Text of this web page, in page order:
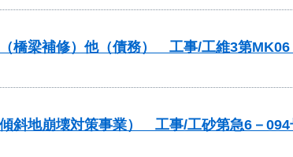
橋梁補修）他（債務） 工事/工維3第
斜地崩壊対策事業） 工事/工砂第急6－